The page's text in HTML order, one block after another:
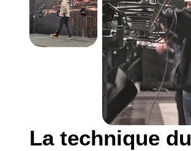
La technique du